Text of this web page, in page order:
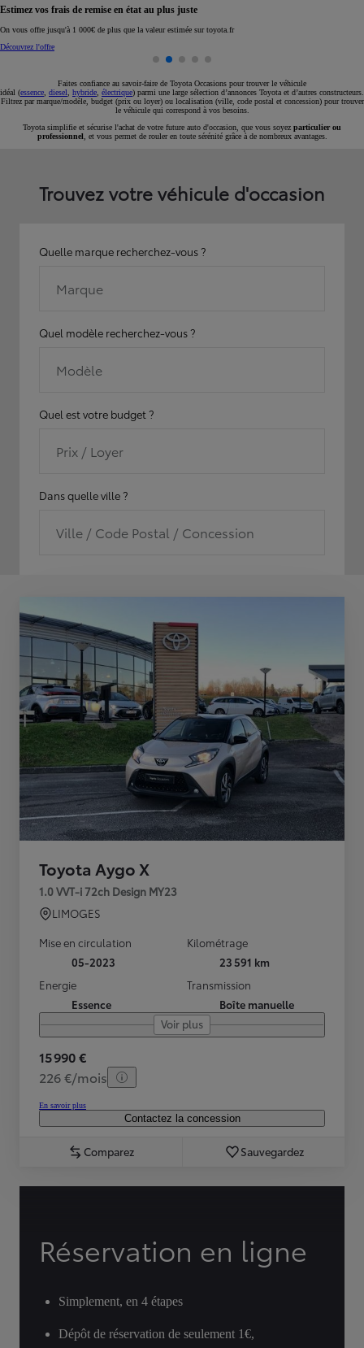
Réservez en ligne votre occasion pour 1€ seulement
Réservez en ligne
Faites confiance au savoir-faire de Toyota Occasions pour trouver le véhicule
idéal (essence diesel hybride électrique) parmi une large sélection d’annonces Toyota et d’autres constructeurs.
Filtrez par marque/modèle, budget (prix ou loyer) ou localisation (ville, code postal et concession) pour trouver
le véhicule qui correspond à vos besoins.
Toyota simplifie et sécurise l'achat de votre future auto d'occasion, que vous soyez particulier ou
professionnel , et vous permet de rouler en toute sérénité grâce à de nombreux avantages.
Trouvez votre véhicule d'occasion
Quelle marque recherchez-vous ?
Marque
Quel modèle recherchez-vous ?
Modèle
Quel est votre budget ?
Prix / Loyer
Dans quelle ville ?
Ville / Code Postal / Concession
Toyota Aygo X
1.0 VVT-i 72ch Design MY23
LIMOGES
Mise en circulation
05-2023
Kilométrage
23 591 km
Energie
Essence
Transmission
Boîte manuelle
Voir plus
15 990 €
226 €/mois
En savoir plus
Contactez la concession
Comparez Sauvegardez
Réservation en ligne
Simplement, en 4 étapes
Dépôt de réservation de seulement 1€,